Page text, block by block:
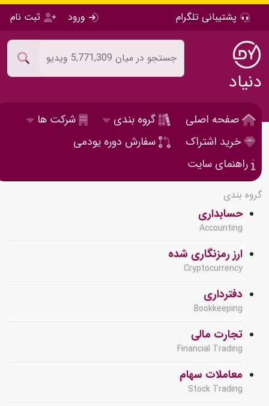
پشتیبانی تلگرام ورود ثبت نام
دنیاد
صفحه اصلی گروه بندی
شرکت ها
خرید اشتراک
سفارش دوره یودمی
راهنمای سایت
گروه بندی
حسابداری
Accounting
ارز رمزنگاری شده
Cryptocurrency
دفترداری
Bookkeeping
تجارت مالی
Financial Trading
معاملات سهام
Stock Trading